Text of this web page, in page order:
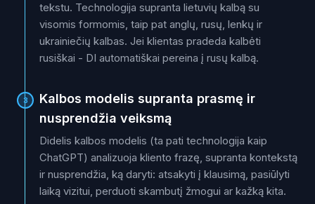
tekstu. Technologija supranta lietuvių kalbą su
visomis formomis, taip pat anglų, rusų, lenkų ir
ukrainiečių kalbas. Jei klientas pradeda kalbėti
rusiškai - DI automatiškai pereina į rusų kalbą.
3
Kalbos modelis supranta prasmę ir
nusprendžia veiksmą
Didelis kalbos modelis (ta pati technologija kaip
ChatGPT) analizuoja kliento frazę, supranta kontekstą
ir nusprendžia, ką daryti: atsakyti į klausimą, pasiūlyti
laiką vizitui, perduoti skambutį žmogui ar kažką kita.